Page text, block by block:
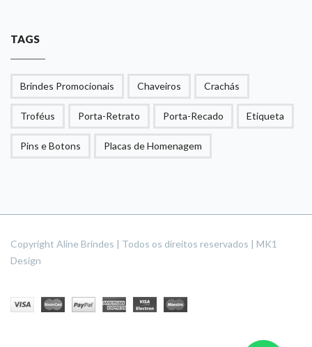
TAGS
Brindes Promocionais Chaveiros Crachás
Troféus Porta-Retrato Porta-Recado Etiqueta
Pins e Botons Placas de Homenagem
Copyright Aline Brindes | Todos os direitos reservados | MK1
Design